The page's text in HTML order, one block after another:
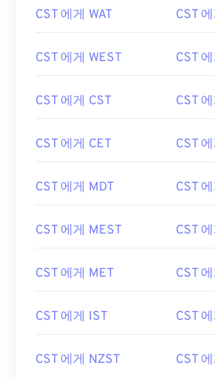
CST 에게 WAT CST
CST 에게 WEST CST
CST 에게 CST CST
CST 에게 CET CST
CST 에게 MDT CST
CST 에게 MEST CST
CST 에게 MET CST
CST 에게 IST CST
CST 에게 NZST CST